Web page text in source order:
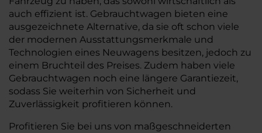
auch effizient ist. Gebrauchtwagen bieten eine
ausgezeichnete Alternative, da sie oft schon viele
der modernen Ausstattungsmerkmale und
Technologien eines Neuwagens besitzen, jedoch zu
einem Bruchteil des Preises. Zudem haben viele
Gebrauchtwagen noch eine längere Garantiezeit,
sodass Sie weiterhin von Sicherheit und
Zuverlässigkeit profitieren können.
Profitieren Sie bei uns von maßgeschneiderten